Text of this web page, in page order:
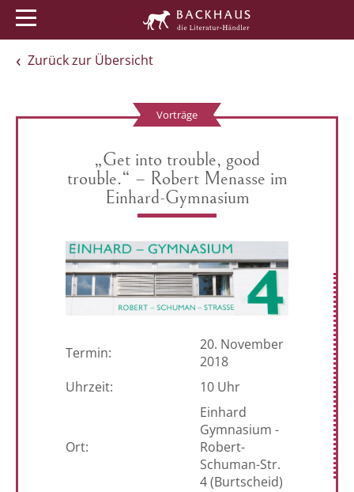
Zurück zur Übersicht
Vorträge
„Get into trouble, good
trouble.“ – Robert Menasse im
Einhard-Gymnasium
Termin:
20. November
2018
Uhrzeit:
10 Uhr
Ort:
Einhard
Gymnasium -
Robert-
Schuman-Str.
4 (Burtscheid)